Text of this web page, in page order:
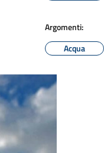
Argomenti:
Acqua